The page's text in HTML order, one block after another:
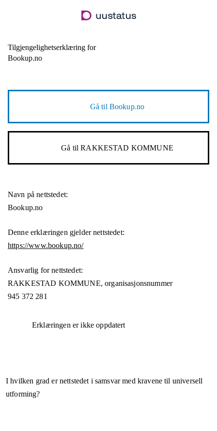
til
Tilgjengelighetserklæring for
Bookup.no
Gå til Bookup.no
Gå tilRAKKESTAD KOMMUNE
Navn på nettstedet:
Bookup.no
Denne erklæringen gjelder nettstedet:
https://www.bookup.no/
Ansvarlig for nettstedet:
RAKKESTAD KOMMUNE,organisasjonsnummer
945 372 281
Erklæringen er ikke oppdatert
I hvilken grad er nettstedet i samsvar med kravene til universell
utforming?